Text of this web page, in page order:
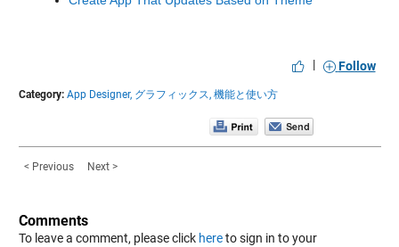
| Follow
Category: App Designer, グラフィックス, 機能と使い方
< Previous Next >
Comments
To leave a comment, please click hereto sign in to your